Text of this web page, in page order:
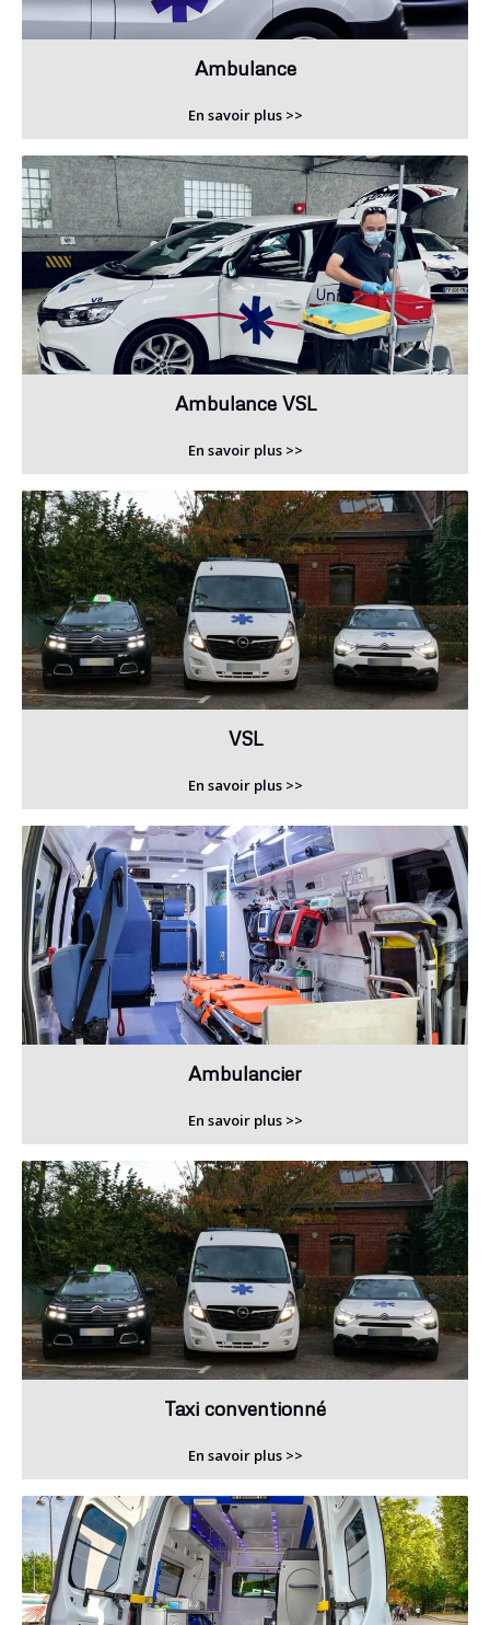
Ambulance
En savoir plus >>
Ambulance VSL
En savoir plus >>
VSL
En savoir plus >>
Ambulancier
En savoir plus >>
Taxi conventionné
En savoir plus >>